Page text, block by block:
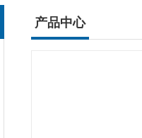
产品中心